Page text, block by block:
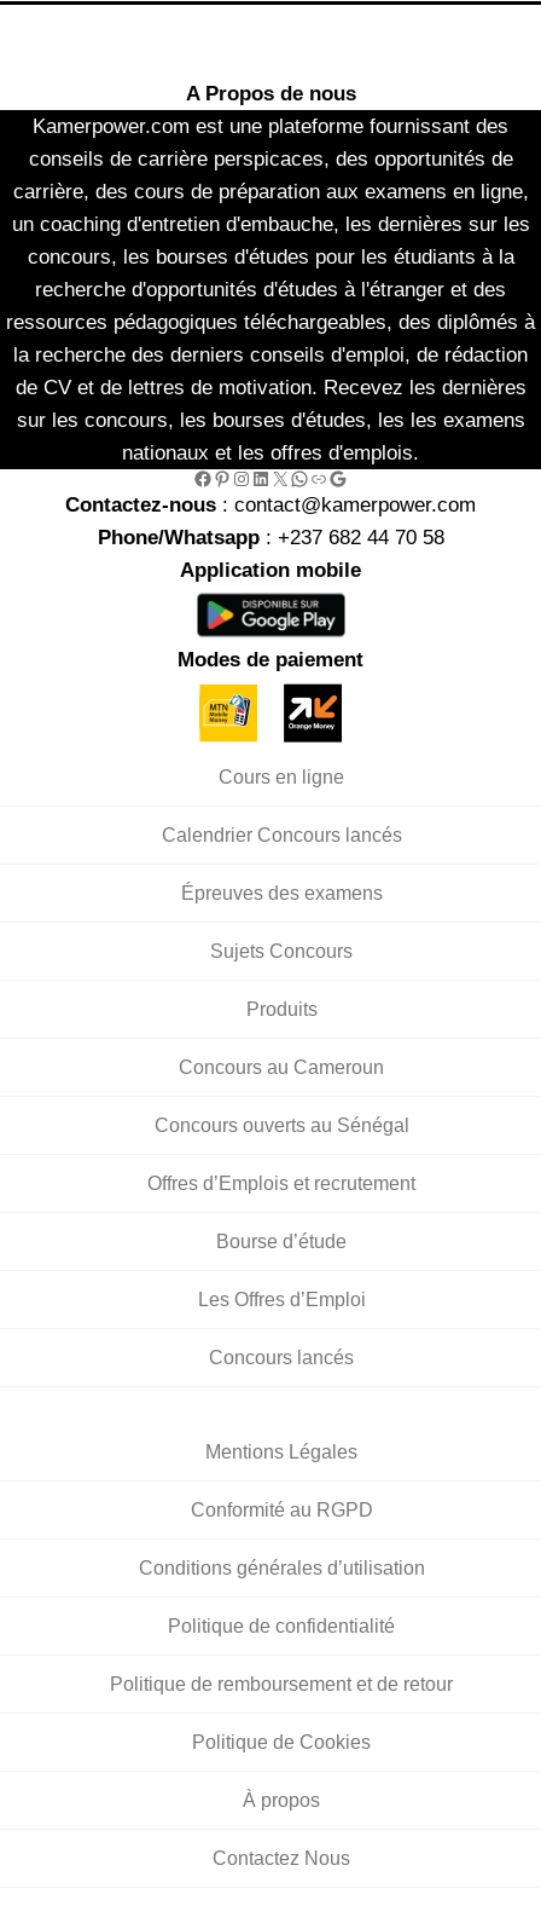
A Propos de nous
Kamerpower.com est une plateforme fournissant des
conseils de carrière perspicaces, des opportunités de
carrière, des cours de préparation aux examens en ligne,
un coaching d'entretien d'embauche, les dernières sur les
concours, les bourses d'études pour les étudiants à la
recherche d'opportunités d'études à l'étranger et des
ressources pédagogiques téléchargeables, des diplômés à
la recherche des derniers conseils d'emploi, de rédaction
de CV et de lettres de motivation. Recevez les dernières
sur les concours, les bourses d'études, les les examens
nationaux et les offres d'emplois.
Facebook Pinterest InstagramLinkedIn X WhatsApp Link Google
Contactez-nous : contact@kamerpower.com
Phone/Whatsapp: +237 682 44 70 58
Application mobile
Modes de paiement
Cours en ligne
Calendrier Concours lancés
Épreuves des examens
Sujets Concours
Produits
Concours au Cameroun
Concours ouverts au Sénégal
Offres d’Emplois et recrutement
Bourse d’étude
Les Offres d’Emploi
Concours lancés
Mentions Légales
Conformité au RGPD
Conditions générales d’utilisation
Politique de confidentialité
Politique de remboursement et de retour
Politique de Cookies
À propos
Contactez Nous